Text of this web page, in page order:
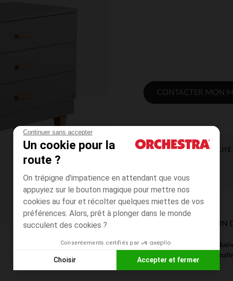
Continuer sans accepter
Un cookie pour la
route ?
On trépigne d'impatience en attendant que vous
appuyiez sur le bouton magique pour mettre nos
cookies au four et récolter quelques miettes de vos
préférences. Alors, prêt à plonger dans le monde
succulent des cookies ?
Consentements certifiés par
Choisir Accepter et fermer
CONTACTER MON
DISPONIBILITÉ
MODES DE LIVRAISON
Ce produit est
magasin pour